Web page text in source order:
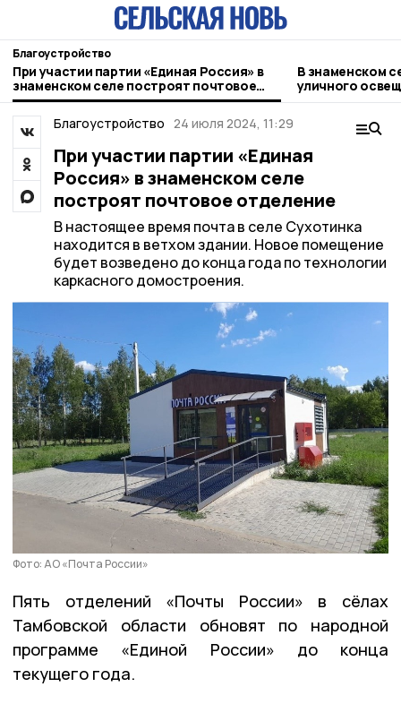
Благоустройство
При участии партии «Единая Россия» в
знаменском селе построят почтовое
отделение
В знаменском
уличного
Благоустройство 24 июля 2024, 11:29
При участии партии «Единая
Россия» в знаменском селе
построят почтовое отделение
В настоящее время почта в селе Сухотинка
находится в ветхом здании. Новое помещение
будет возведено до конца года по технологии
каркасного домостроения.
Фото: АО «Почта России»
Пять отделений «Почты России» в сёлах
Тамбовской области обновят по народной
программе «Единой России» до конца
текущего года.